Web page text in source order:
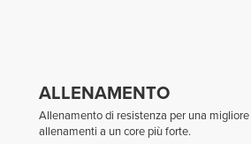
ALLENAMENTO
Allenamento di resistenza per una
allenamenti a un core più forte.